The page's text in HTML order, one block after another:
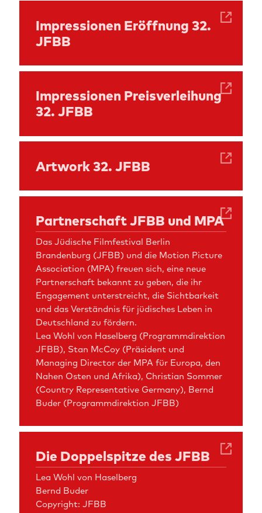
Impressionen Eröffnung 32.
JFBB
Impressionen Preisverleihung
32. JFBB
Artwork 32. JFBB
Partnerschaft JFBB und MPA
Das Jüdische Filmfestival Berlin
Brandenburg (JFBB) und die Motion Picture
Association (MPA) freuen sich, eine neue
Partnerschaft bekannt zu geben, die ihr
Engagement unterstreicht, die Sichtbarkeit
und das Verständnis für jüdisches Leben in
Deutschland zu fördern.
Lea Wohl von Haselberg (Programmdirektion
JFBB), Stan McCoy (Präsident und
Managing Director der MPA für Europa, den
Nahen Osten und Afrika), Christian Sommer
(Country Representative Germany), Bernd
Buder (Programmdirektion JFBB)
Die Doppelspitze des JFBB
Lea Wohl von Haselberg
Bernd Buder
Copyright: JFBB